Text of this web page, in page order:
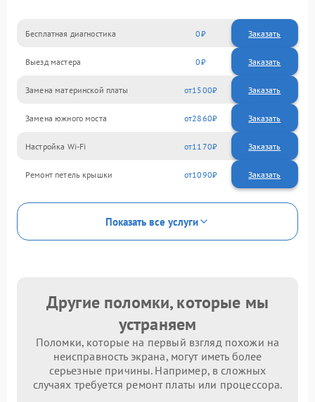
Бесплатная диагностика 0 Заказать
Выезд мастера 0 Заказать
Замена материнской платы 1500
Замена южного моста 2860
Настройка Wi-Fi 1170
Ремонт петель крышки 1090
Показать все услуги
Другие поломки, которые мы
устраняем
Поломки, которые на первый взгляд похожи на
неисправность экрана, могут иметь более
серьезные причины. Например, в сложных
случаях требуется ремонт платы или процессора.